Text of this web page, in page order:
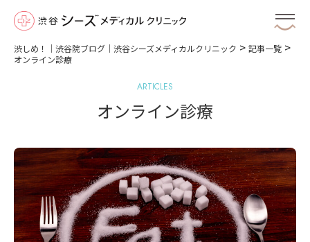
渋しめ！｜渋谷院ブログ｜渋谷シーズメディカルクリニック > 記事一覧 >
オンライン診療
ARTICLES
オンライン診療